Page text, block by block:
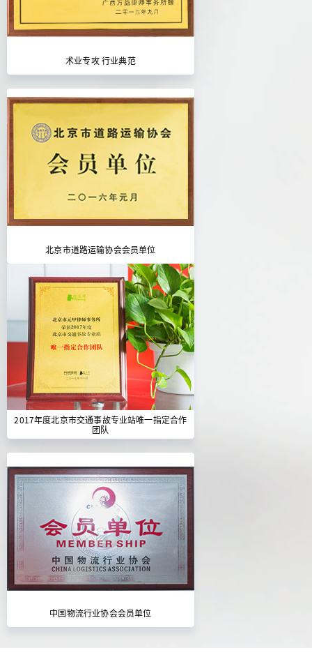
术业专攻 行业典范
北京市道路运输协会会员单位
2017年度北京市交通事故专业站唯一指定合作
团队
中国物流行业协会会员单位